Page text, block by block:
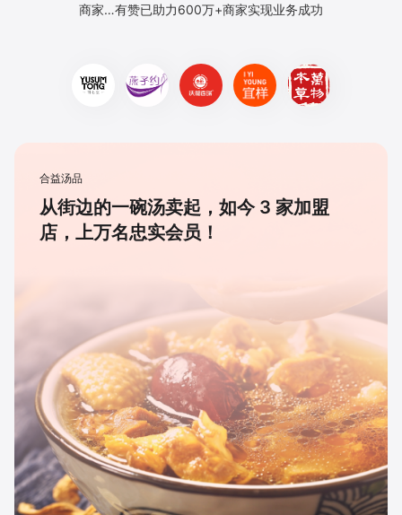
商家…有赞已助力600万+商家实现业务成功
合益汤品
从街边的一碗汤卖起，如今 3 家加盟
店，上万名忠实会员！